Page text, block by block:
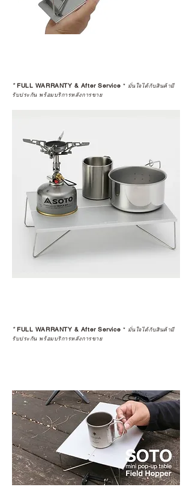
*FULL WARRANTY & After Service * มั่นใจได้กับสินค้ามี
รับประกัน พร้อมบริการหลังการขาย
*FULL WARRANTY & After Service * มั่นใจได้กับสินค้ามี
รับประกัน พร้อมบริการหลังการขาย